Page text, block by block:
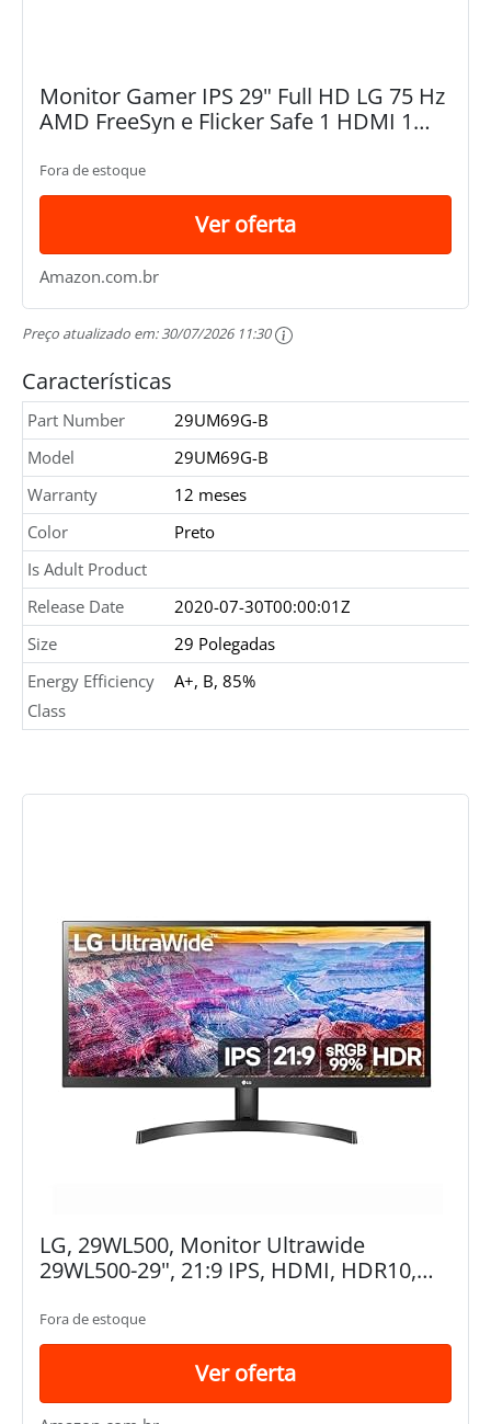
Monitor Gamer IPS 29" Full HD LG 75 Hz
AMD FreeSyn e Flicker Safe 1 HDMI 1
Fora de estoque
Ver oferta
Amazon.com.br
Preço atualizado em:30/07/2026 11:30
Características
Part Number
29UM69G-B
Model
29UM69G-B
Warranty
12 meses
Color
Preto
Is Adult Product
Release Date
2020-07-30T00:00:01Z
Size
29 Polegadas
Energy Efficiency
Class
A+, B, 85%
LG, 29WL500, Monitor Ultrawide
29WL500-29", 21:9 IPS, HDMI, HDR10,
Fora de estoque
Ver oferta